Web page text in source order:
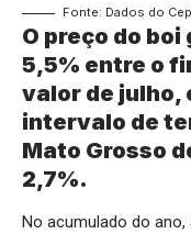
Fonte: Dados do
O preço do boi
5,5% entre o
valor de julho,
intervalo de
Mato Grosso
2,7%.
No acumulado do